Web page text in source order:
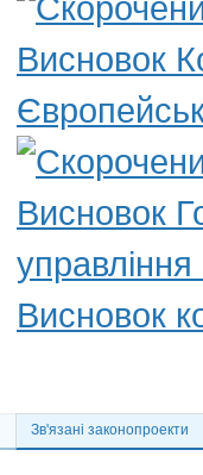
Висновок
Висновок
Висновок
Зв'язані законопроекти